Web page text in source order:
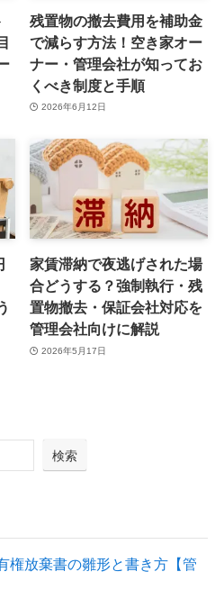
残置物の撤去費用を補助金
で減らす方法！空き家オー
ナー・管理会社が知ってお
くべき制度と手順
2026年6月12日
家賃滞納で夜逃げされた場
合どうする？強制執行・残
置物撤去・保証会社対応を
管理会社向けに解説
2026年5月17日
検索
権放棄書の雛形と書き方【管